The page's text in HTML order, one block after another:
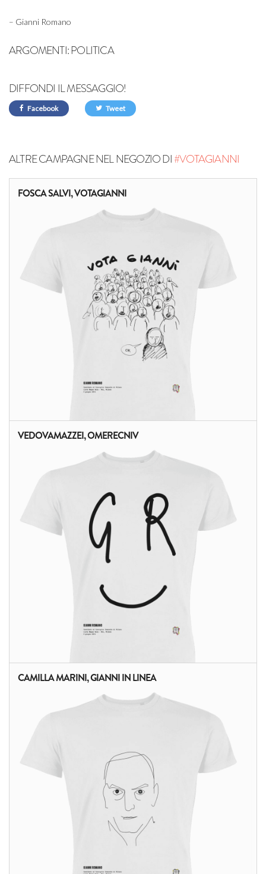
– Gianni Romano
ARGOMENTI:POLITICA
DIFFONDI IL MESSAGGIO!
Facebook Tweet
ALTRE CAMPAGNE NEL NEGOZIO DI#VOTAGIANNI
FOSCA SALVI, VOTAGIANNI
VEDOVAMAZZEI, OMERECNIV
CAMILLA MARINI, GIANNI IN LINEA